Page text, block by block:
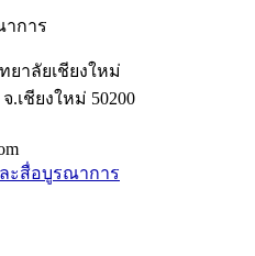
าการ
าลัยเชียงใหม่
.เชียงใหม่ 50200
ะสื่อบูรณาการ